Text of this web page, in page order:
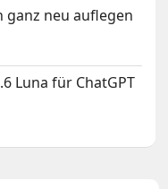
ganz neu auflegen
Luna für ChatGPT